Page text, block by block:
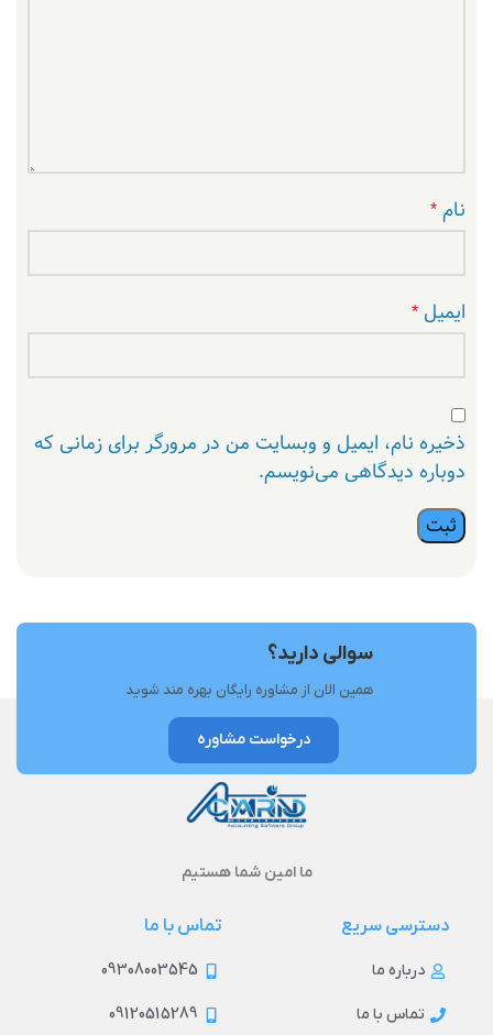
نام*
ایمیل *
ذخیره نام، ایمیل و وبسایت من در مرورگر برای زمانی که
دوباره دیدگاهی می‌نویسم.
سوالی دارید؟
همین الان از مشاوره رایگان بهره مند شوید
درخواست مشاوره
ما امین شما هستیم
دسترسی سریع
درباره ما
تماس با ما
تماس با ما
09308003545
09120515289